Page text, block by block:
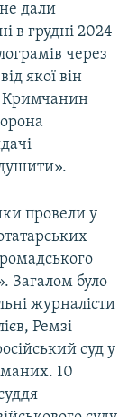
дали
в грудні 2024
через
якої він
Кримчанин
провели у
Загалом було
журналісти
Ремзі
суд у
10